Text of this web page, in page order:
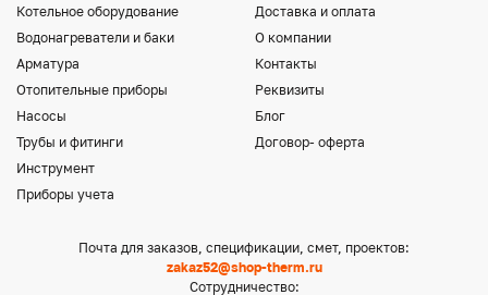
Котельное оборудование
Водонагреватели и баки
Арматура
Отопительные приборы
Насосы
Трубы и фитинги
Инструмент
Приборы учета
Доставка и оплата
О компании
Контакты
Реквизиты
Блог
Договор- оферта
Почта для заказов, спецификации, смет, проектов:
zakaz52@shop-therm.ru
Сотрудничество: